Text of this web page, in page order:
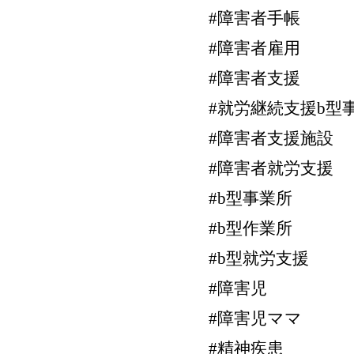
#障害者手帳
#障害者雇用
#障害者支援
#就労継続支援b型
#障害者支援施設
#障害者就労支援
#b型事業所
#b型作業所
#b型就労支援
#障害児
#障害児ママ
#精神疾患